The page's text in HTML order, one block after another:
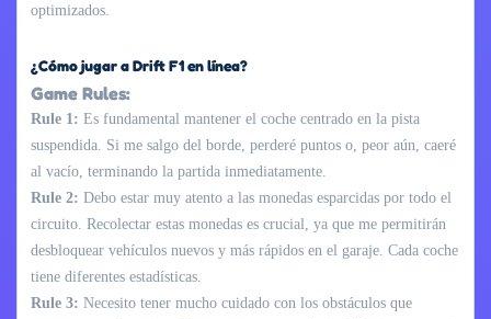
optimizados.
¿Cómo jugar a Drift F1 en línea?
Game Rules:
Rule 1: Es fundamental mantener el coche centrado en la pista
suspendida. Si me salgo del borde, perderé puntos o, peor aún, caeré
al vacío, terminando la partida inmediatamente.
Rule 2: Debo estar muy atento a las monedas esparcidas por todo el
circuito. Recolectar estas monedas es crucial, ya que me permitirán
desbloquear vehículos nuevos y más rápidos en el garaje. Cada coche
tiene diferentes estadísticas.
Rule 3: Necesito tener mucho cuidado con los obstáculos que